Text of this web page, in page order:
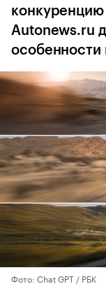
конкуренцию
Autonews.ru
особенности
Фото: Chat GPT / РБК